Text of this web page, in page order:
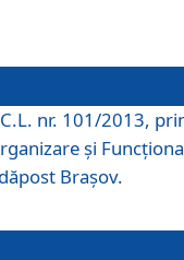
nr. 101/2013,
şi
Braşov.